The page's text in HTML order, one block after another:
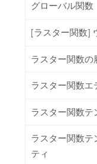
開
ケ
グローバル関数
[ラスター関数]
ラスター関数の
ラスター関数エ
ラスター関数テ
ラスター関数テ
ティ